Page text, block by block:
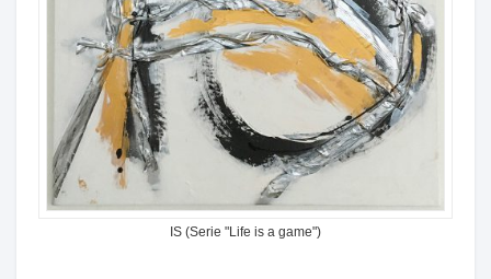
IS (Serie "Life is a game")